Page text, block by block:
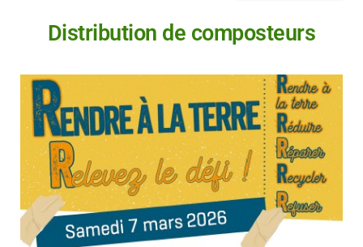
Distribution de composteurs